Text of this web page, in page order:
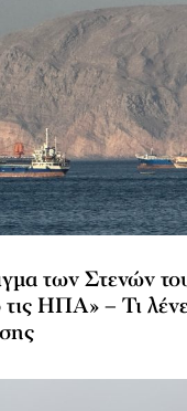
των Στενών
τις ΗΠΑ» – Τι